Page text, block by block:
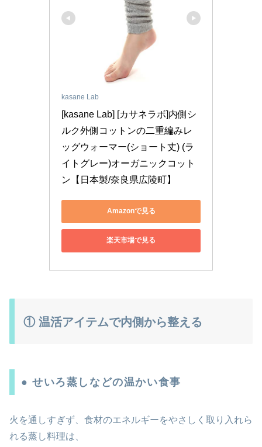
kasane Lab
[kasane Lab] [カサネラボ]内側シ
ルク外側コットンの二重編みレ
ッグウォーマー(ショート丈) (ラ
イトグレー)オーガニックコット
ン【日本製/奈良県広陵町】
Amazonで見る
楽天市場で見る
① 温活アイテムで内側から整える
● せいろ蒸しなどの温かい食事
火を通しすぎず、食材のエネルギーをやさしく取り入れら
れる蒸し料理は、